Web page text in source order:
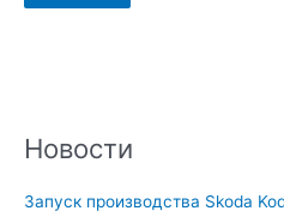
Новости
Запуск производства Skoda